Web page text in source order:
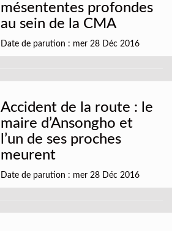
mésententes profondes
au sein de la CMA
Date de parution : mer 28 Déc 2016
Accident de la route : le
maire d’Ansongho et
l’un de ses proches
meurent
Date de parution : mer 28 Déc 2016